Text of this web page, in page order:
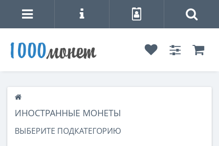
ИНОСТРАННЫЕ МОНЕТЫ
ВЫБЕРИТЕ ПОДКАТЕГОРИЮ